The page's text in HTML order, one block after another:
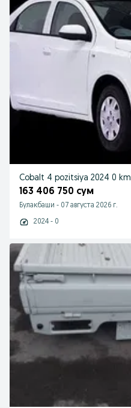
Cobalt 4 pozitsiya 2024 0 km
163 406 750 сум
Булакбаши - 07 августа 2026 г.
2024 - 0